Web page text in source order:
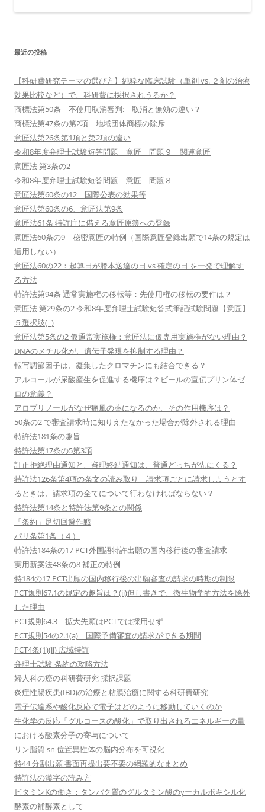
最近の投稿
【科研費研究テーマの選び方】純粋な臨床試験（単剤 vs. ２剤の治療
効果比較など）で、科研費に採択されうるか？
商標法第50条 不使用取消審判: 取消と無効の違い？
商標法第47条の第2項 地域団体商標の除斥
意匠法第26条第1項と第2項の違い
令和8年度弁理士試験短答問題 意匠 問題９ 関連意匠
意匠法 第3条の2
令和8年度弁理士試験短答問題 意匠 問題８
意匠法第60条の12 国際公表の効果等
意匠法第60条の6、意匠法第9条
意匠法61条 特許庁に備える意匠原簿への登録
意匠法60条の9 秘密意匠の特例（国際意匠登録出願で14条の規定は
適用しない）
意匠法60の22：起算日が謄本送達の日 vs 確定の日 を一発で理解す
る方法
特許法第94条 通常実施権の移転等：先使用権の移転の要件は？
意匠法 第29条の2 令和8年度弁理士試験短答式筆記試験問題【意匠】
５選択肢(ﾆ)
意匠法第5条の2 仮通常実施権：意匠法に仮専用実施権がない理由？
DNAのメチル化が、遺伝子発現を抑制する理由？
転写調節因子は、凝集したクロマチンにも結合できる？
アルコールが尿酸産生を促進する機序は？ビールの宣伝プリン体ゼ
ロの意義？
アロプリノールがなぜ痛風の薬になるのか、その作用機序は？
50条の2 で審査請求時に知りえたなかった場合が除外される理由
特許法181条の趣旨
特許法第17条の5第3項
訂正拒絶理由通知と、審理終結通知は、普通どっちが先にくる？
特許法126条第4項の条文の読み取り 請求項ごとに請求しようとす
るときは、請求項の全てについて行わなければならない？
特許法第14条と特許法第9条との関係
「条約」足切回避作戦
パリ条第1条（４）
特許法184条の17 PCT外国語特許出願の国内移行後の審査請求
実用新案法48条の8 補正の特例
特184の17 PCT出願の国内移行後の出願審査の請求の時期の制限
PCT規則67.1の規定の趣旨は？(ii)但し書きで、微生物学的方法を除外
した理由
PCT規則64.3 拡大先願はPCTでは採用せず
PCT規則54の2.1(a) 国際予備審査の請求ができる期間
PCT4条(1)(ii) 広域特許
弁理士試験 条約の攻略方法
婦人科の癌の科研費研究 採択課題
炎症性腸疾患(IBD)の治療と粘膜治癒に関する科研費研究
電子伝達系や酸化反応で電子はどのように移動していくのか
生化学の反応「グルコースの酸化」で取り出されるエネルギーの量
における酸素分子の寄与について
リン脂質 sn 位置異性体の脳内分布を可視化
特44 分割出願 書面再提出要不要の網羅的なまとめ
特許法の漢字の読み方
ビタミンKの働き：タンパク質のグルタミン酸のγーカルボキシル化
酵素の補酵素として